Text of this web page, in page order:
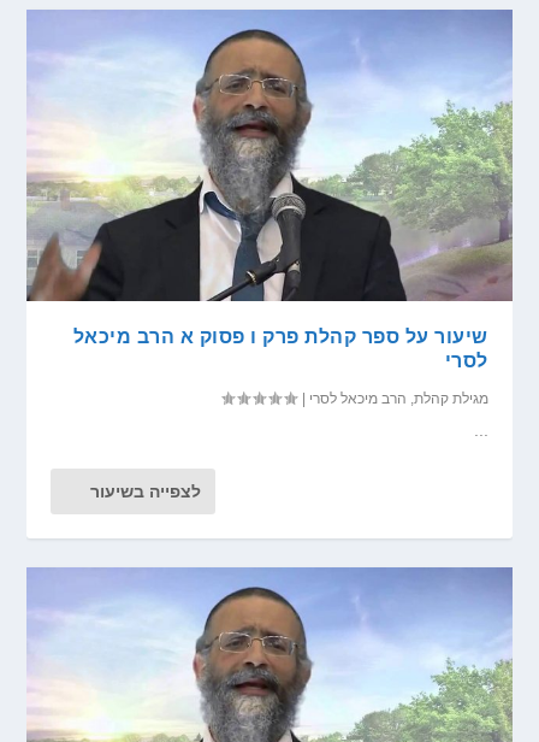
שיעור על ספר קהלת פרק ו פסוק א הרב מיכאל
לסרי
מגילת קהלת, הרב מיכאל לסרי |
לצפייה בשיעור